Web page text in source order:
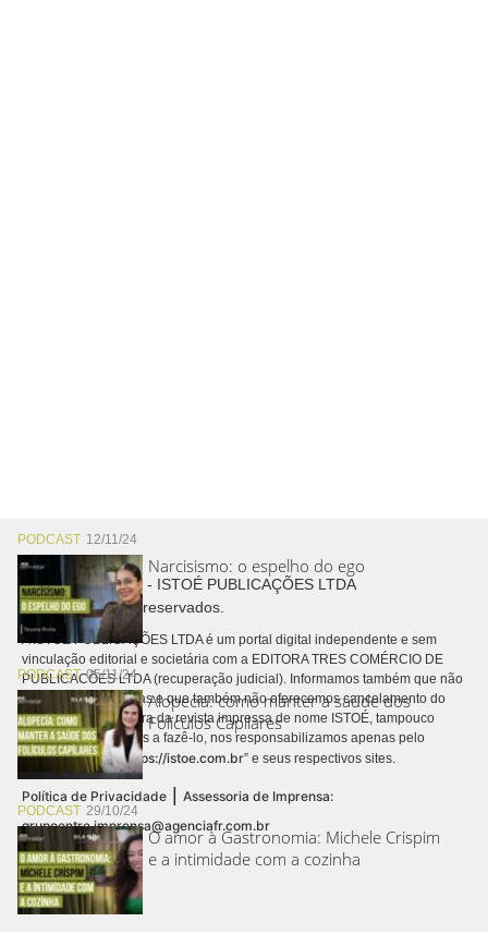
PODCAST 12/11/24
Narcisismo: o espelho do ego
PODCAST05/11/24
Alopecia: como manter a saúde dos
Folículos Capilares
PODCAST 29/10/24
O amor à Gastronomia: Michele Crispim
e a intimidade com a cozinha
Copyright © 2026 - ISTOÉ PUBLICAÇÕES LTDA
Todos os direitos reservados.
A ISTOÉ PUBLICAÇÕES LTDA é um portal digital independente e sem
vinculação editorial e societária com a EDITORA TRES COMÉRCIO DE
PUBLICACÕES LTDA (recuperação judicial). Informamos também que não
realizamos cobranças e que também não oferecemos cancelamento do
contrato de assinatura da revista impressa de nome ISTOÉ, tampouco
autorizamos terceiros a fazê-lo, nos responsabilizamos apenas pelo
conteúdo digital “https://istoe.com.br” e seus respectivos sites.
Política de Privacidade | Assessoria de Imprensa:
grupoentre.imprensa@agenciafr.com.br